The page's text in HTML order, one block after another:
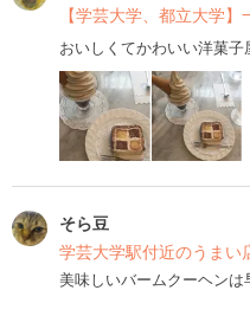
【学芸大学、都立大学
おいしくてかわいい洋菓子
そら豆
学芸大学駅付近のうまい
美味しいバームクーヘンは